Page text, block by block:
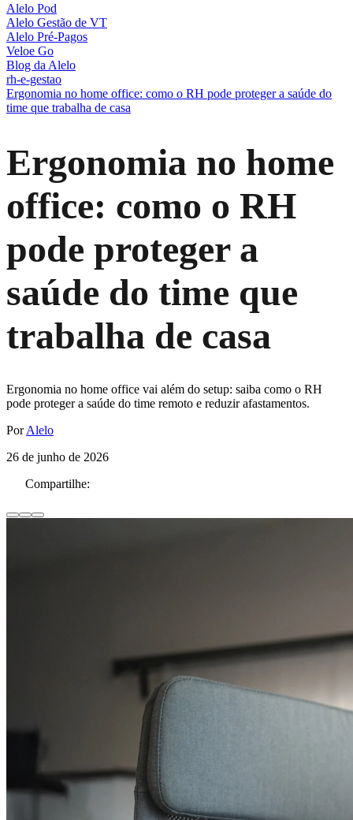
Alelo Pod
Alelo Gestão de VT
Alelo Pré-Pagos
Veloe Go
Blog da Alelo
rh-e-gestao
Ergonomia no home office: como o RH pode proteger a saúde do
time que trabalha de casa
Ergonomia no home
office: como o RH
pode proteger a
saúde do time que
trabalha de casa
Ergonomia no home office vai além do setup: saiba como o RH
pode proteger a saúde do time remoto e reduzir afastamentos.
PorAlelo
26 de junho de 2026
Compartilhe: